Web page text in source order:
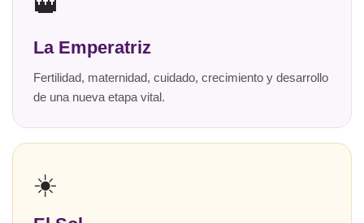
👑
La Emperatriz
Fertilidad, maternidad, cuidado, crecimiento y desarrollo
de una nueva etapa vital.
☀️